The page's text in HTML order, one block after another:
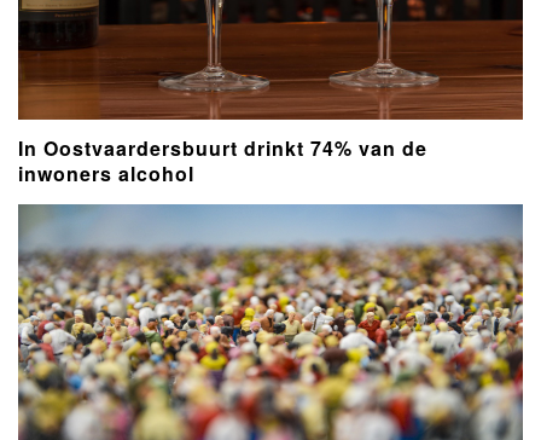
In Oostvaardersbuurt drinkt 74% van de
inwoners alcohol